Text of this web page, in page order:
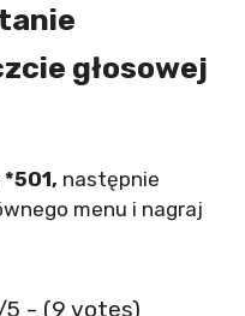
głosowej
*501, następnie
menu i nagraj
- (9 votes)